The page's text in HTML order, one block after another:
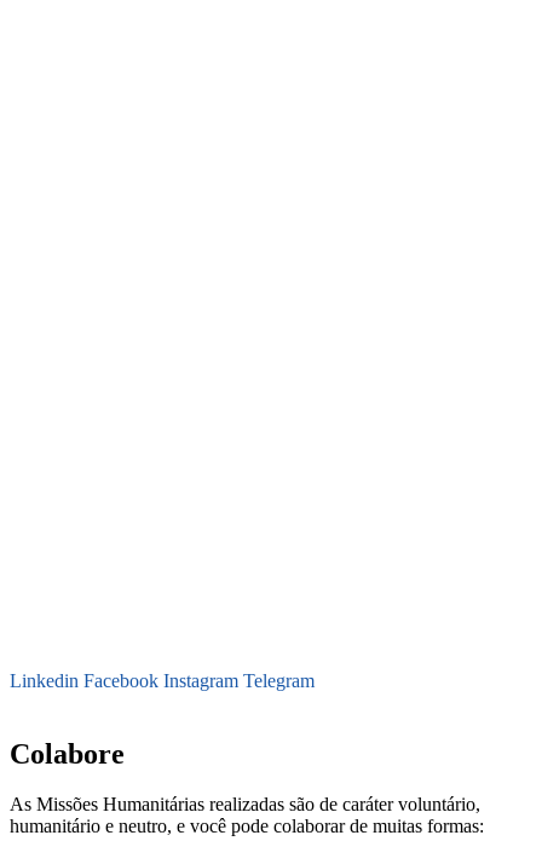
Linkedin Facebook Instagram Telegram
Colabore
As Missões Humanitárias realizadas são de caráter voluntário,
humanitário e neutro, e você pode colaborar de muitas formas: